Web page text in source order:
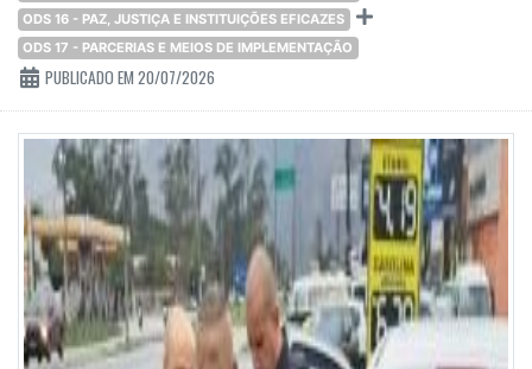
ODS 16 - PAZ, JUSTIÇA E INSTITUIÇÕES EFICAZES
ODS 17 - PARCERIAS E MEIOS DE IMPLEMENTAÇÃO
PUBLICADO EM 20/07/2026